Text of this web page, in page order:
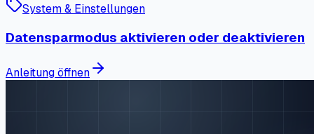
System & Einstellungen
Datensparmodus aktivieren oder deaktivieren
Anleitung öffnen